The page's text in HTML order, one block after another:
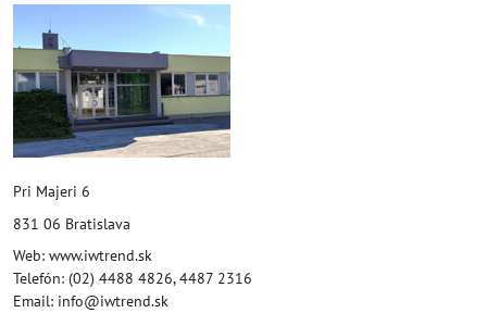
Pri Majeri 6
831 06 Bratislava
Web: www.iwtrend.sk
Telefón: (02) 4488 4826, 4487 2316
Email: info@iwtrend.sk